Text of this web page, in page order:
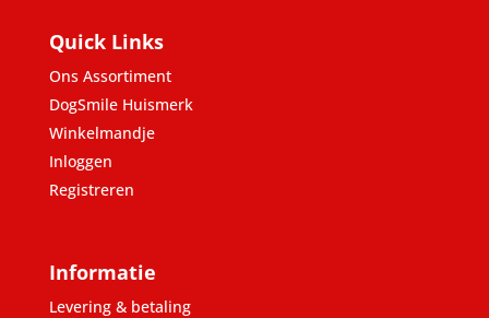
Quick Links
Ons Assortiment
DogSmile Huismerk
Winkelmandje
Inloggen
Registreren
Informatie
Levering & betaling